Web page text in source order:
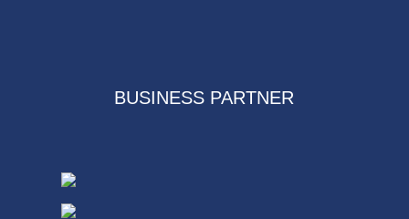
BUSINESS PARTNER